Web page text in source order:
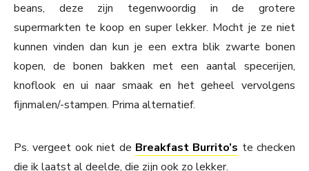
beans, deze zijn tegenwoordig in de grotere
supermarkten te koop en super lekker. Mocht je ze niet
kunnen vinden dan kun je een extra blik zwarte bonen
kopen, de bonen bakken met een aantal specerijen,
knoflook en ui naar smaak en het geheel vervolgens
fijnmalen/-stampen. Prima alternatief.
Ps. vergeet ook niet de Breakfast Burrito’s te checken
die ik laatst al deelde, die zijn ook zo lekker.